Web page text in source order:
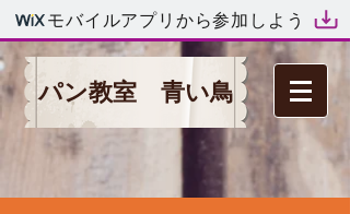
モバイルアプリから参加しよう
パン教室 青い鳥